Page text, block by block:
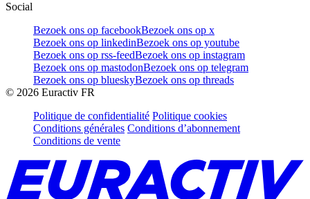
Social
Bezoek ons op facebookBezoek ons op x
Bezoek ons op linkedinBezoek ons op youtube
Bezoek ons op rss-feedBezoek ons op instagram
Bezoek ons op mastodonBezoek ons op telegram
Bezoek ons op blueskyBezoek ons op threads
© 2026 Euractiv FR
Politique de confidentialité Politique cookies
Conditions générales Conditions d’abonnement
Conditions de vente